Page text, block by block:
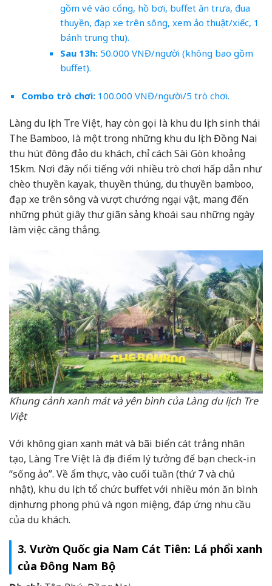
gồm vé vào cổng, hồ bơi, buffet ăn trưa, đua
thuyền, đạp xe trên sông, xem ảo thuật/xiếc, 1
bánh trung thu).
Sau 13h: 50.000 VNĐ/người (không bao gồm
buffet).
Combo trò chơi:100.000 VNĐ/người/5 trò chơi.
Làng du lịch Tre Việt, hay còn gọi là khu du lịch sinh thái
The Bamboo, là một trong những khu du lịch Đồng Nai
thu hút đông đảo du khách, chỉ cách Sài Gòn khoảng
15km. Nơi đây nổi tiếng với nhiều trò chơi hấp dẫn như
chèo thuyền kayak, thuyền thúng, du thuyền bamboo,
đạp xe trên sông và vượt chướng ngại vật, mang đến
những phút giây thư giãn sảng khoái sau những ngày
làm việc căng thẳng.
Khung cảnh xanh mát và yên bình của Làng du lịch Tre
Việt
Với không gian xanh mát và bãi biển cát trắng nhân
tạo, Làng Tre Việt là địa điểm lý tưởng để bạn check-in
“sống ảo”. Về ẩm thực, vào cuối tuần (thứ 7 và chủ
nhật), khu du lịch tổ chức buffet với nhiều món ăn bình
dị nhưng phong phú và ngon miệng, đáp ứng nhu cầu
của du khách.
3. Vườn Quốc gia Nam Cát Tiên: Lá phổi xanh
của Đông Nam Bộ